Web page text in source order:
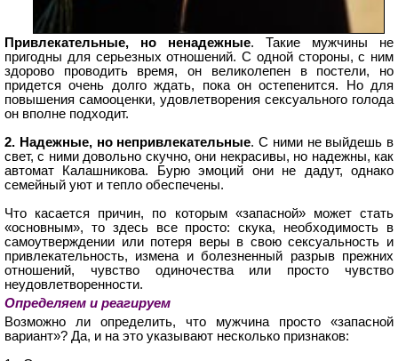
Привлекательные, но ненадежные. Такие мужчины не
пригодны для серьезных отношений. С одной стороны, с ним
здорово проводить время, он великолепен в постели, но
придется очень долго ждать, пока он остепенится. Но для
повышения самооценки, удовлетворения сексуального голода
он вполне подходит.
2. Надежные, но непривлекательные. С ними не выйдешь в
свет, с ними довольно скучно, они некрасивы, но надежны, как
автомат Калашникова. Бурю эмоций они не дадут, однако
семейный уют и тепло обеспечены.
Что касается причин, по которым «запасной» может стать
«основным», то здесь все просто: скука, необходимость в
самоутверждении или потеря веры в свою сексуальность и
привлекательность, измена и болезненный разрыв прежних
отношений, чувство одиночества или просто чувство
неудовлетворенности.
Определяем и реагируем
Возможно ли определить, что мужчина просто «запасной
вариант»? Да, и на это указывают несколько признаков: